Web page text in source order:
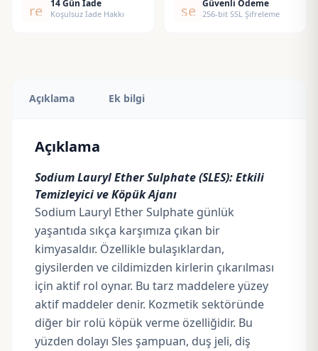
replay14 Gün İade
Koşulsuz İade Hakkı security
Güvenli Ödeme
256-bit SSL Şifreleme
Açıklama Ek bilgi
Açıklama
Sodium Lauryl Ether Sulphate (SLES): Etkili
Temizleyici ve Köpük Ajanı
Sodium Lauryl Ether Sulphate günlük
yaşantıda sıkça karşımıza çıkan bir
kimyasaldır. Özellikle bulaşıklardan,
giysilerden ve cildimizden kirlerin çıkarılması
için aktif rol oynar. Bu tarz maddelere yüzey
aktif maddeler denir. Kozmetik sektöründe
diğer bir rolü köpük verme özelliğidir. Bu
yüzden dolayı Sles şampuan, duş jeli, diş